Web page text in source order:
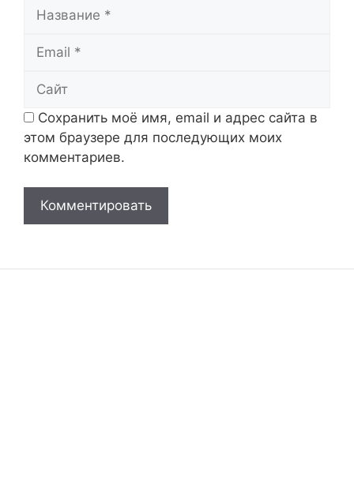
Сохранить моё имя, email и адрес сайта в
этом браузере для последующих моих
комментариев.